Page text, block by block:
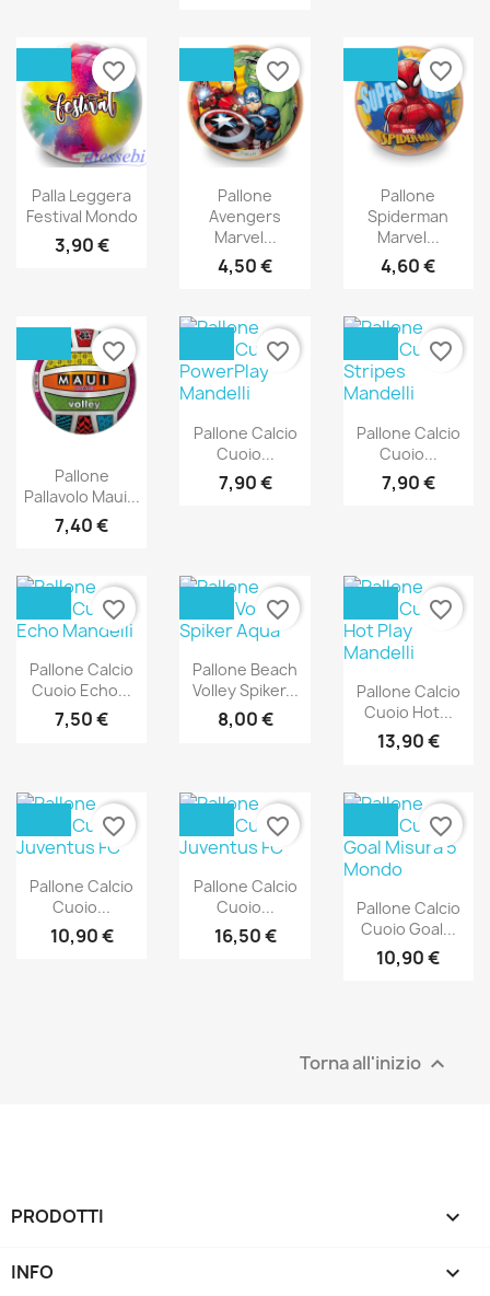
Palla Leggera
Festival Mondo
3,90 €
favorite_border
Pallone
Avengers
Marvel...
4,50 €
favorite_border
Pallone
Spiderman
Marvel...
4,60 €
favorite_border
Pallone
Pallavolo Maui...
7,40 €
favorite_border
Pallone Calcio
Cuoio...
7,90 €
favorite_border
Pallone Calcio
Cuoio...
7,90 €
favorite_border
Pallone Calcio
Cuoio Echo...
7,50 €
favorite_border
Pallone Beach
Volley Spiker...
8,00 €
favorite_border
Pallone Calcio
Cuoio Hot...
13,90 €
favorite_border
Pallone Calcio
Cuoio...
10,90 €
favorite_border
Pallone Calcio
Cuoio...
16,50 €
favorite_border
Pallone Calcio
Cuoio Goal...
10,90 €
favorite_border
Torna all'inizio 
PRODOTTI 
INFO 